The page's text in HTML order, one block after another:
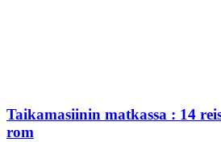
Taikamasiinin matkassa : 14
rom